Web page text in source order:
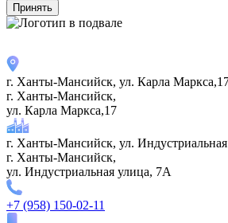
Принять
г. Ханты-Мансийск, ул. Карла
г. Ханты-Мансийск,
ул. Карла Маркса,17
г. Ханты-Мансийск, ул.
г. Ханты-Мансийск,
ул. Индустриальная улица, 7А
+7 (958) 150-02-11